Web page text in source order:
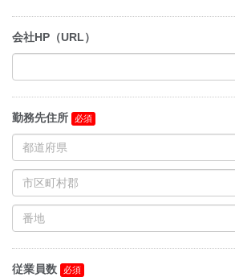
会社HP（URL）
勤務先住所
従業員数